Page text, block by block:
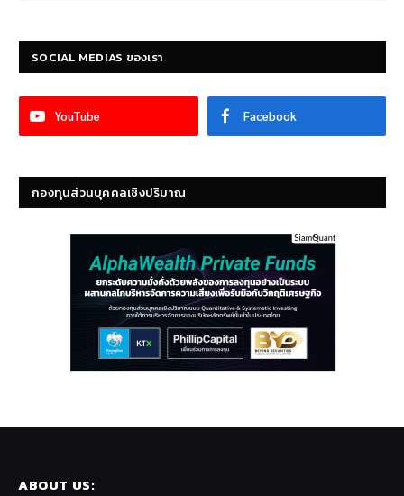
SOCIAL MEDIAS ของเรา
YouTube Facebook
กองทุนส่วนบุคคลเชิงปริมาณ
ABOUT US: